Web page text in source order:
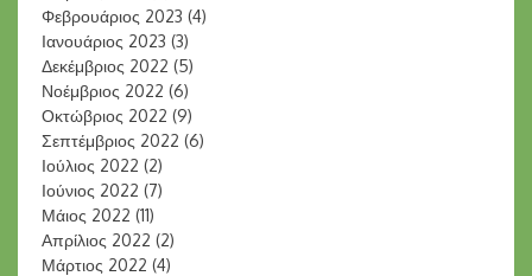
Φεβρουάριος 2023 (4)
Ιανουάριος 2023 (3)
Δεκέμβριος 2022 (5)
Νοέμβριος 2022 (6)
Οκτώβριος 2022 (9)
Σεπτέμβριος 2022 (6)
Ιούλιος 2022 (2)
Ιούνιος 2022 (7)
Μάιος 2022 (11)
Απρίλιος 2022 (2)
Μάρτιος 2022 (4)